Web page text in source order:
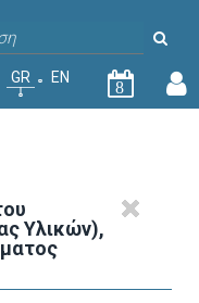
GR EN
8
Υλικών),